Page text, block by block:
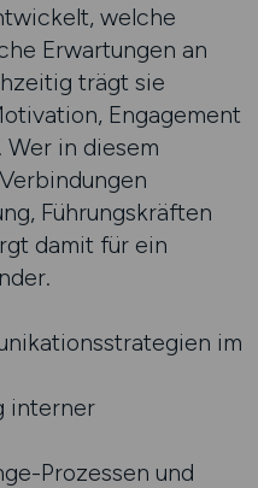
welche
Erwartungen an
trägt sie
Engagement
Wer in diesem
Führungskräften
damit für ein
im
interner
Prozessen und